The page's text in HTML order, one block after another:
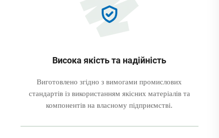
Висока якість та надійність
Виготовлено згідно з вимогами промислових
стандартів із використанням якісних матеріалів та
компонентів на власному підприємстві.